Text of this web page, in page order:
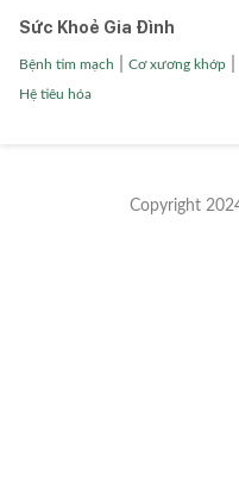
Sức Khoẻ Gia Đình
Bệnh tim mạch Cơ xương khớp|
Hệ tiêu hóa
Copyright